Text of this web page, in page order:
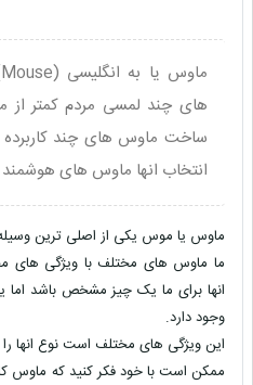
های چند لمسی مردم کمتر از
ساخت ماوس های چند کاربرده
انتخاب انها ماوس های
ماوس یا موس یکی از اصلی ترین
ما ماوس های مختلف با ویژگی های
انها برای ما یک چیز مشخص باشد اما
وجود دارد.
این ویژگی های مختلف است نوع انها
ممکن است با خود فکر کنید که ماوس